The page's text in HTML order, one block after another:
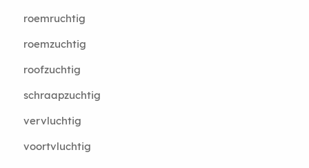
roemruchtig
roemzuchtig
roofzuchtig
schraapzuchtig
vervluchtig
voortvluchtig